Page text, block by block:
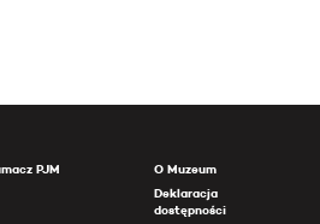
PJM
O Muzeum
Deklaracja
dostępności